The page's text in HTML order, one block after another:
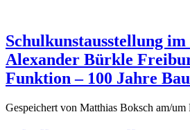
Schulkunstausstellung
Alexander Bürkle
Funktion – 100 Jahre
Gespeichert von Matthias Boksch am/um